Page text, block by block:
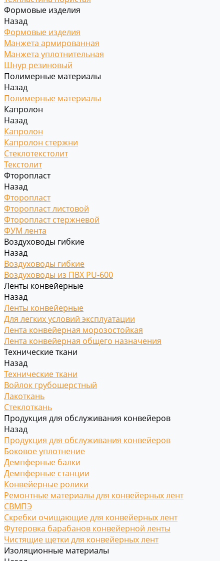
Формовые изделия
Назад
Формовые изделия
Манжета армированная
Манжета уплотнительная
Шнур резиновый
Полимерные материалы
Назад
Полимерные материалы
Капролон
Назад
Капролон
Капролон стержни
Стеклотекстолит
Текстолит
Фторопласт
Назад
Фторопласт
Фторопласт листовой
Фторопласт стержневой
ФУМ лента
Воздуховоды гибкие
Назад
Воздуховоды гибкие
Воздуховоды из ПВХ PU-600
Ленты конвейерные
Назад
Ленты конвейерные
Для легких условий эксплуатации
Лента конвейерная морозостойкая
Лента конвейерная общего назначения
Технические ткани
Назад
Технические ткани
Войлок грубошерстный
Лакоткань
Стеклоткань
Продукция для обслуживания конвейеров
Назад
Продукция для обслуживания конвейеров
Боковое уплотнение
Демпферные балки
Демпферные станции
Конвейерные ролики
Ремонтные материалы для конвейерных лент
СВМПЭ
Скребки очищающие для конвейерных лент
Футеровка барабанов конвейерной ленты
Чистящие щетки для конвейерных лент
Изоляционные материалы